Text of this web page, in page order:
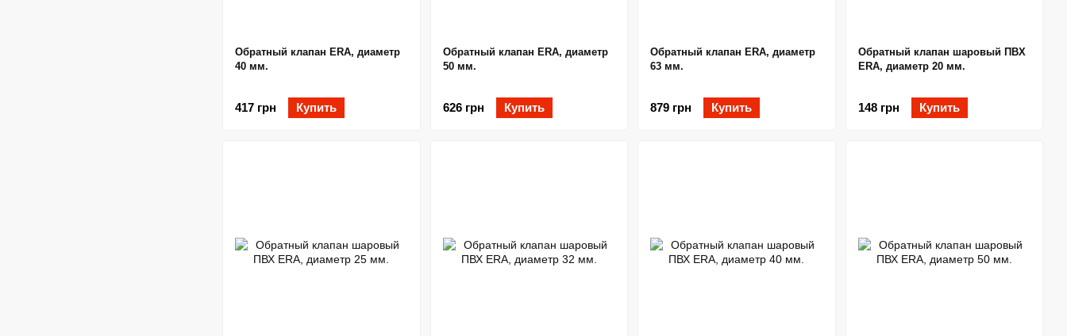
Обратный клапан ERA, диаметр
40 мм.
417 грн Купить
Обратный клапан ERA, диаметр
50 мм.
626 грн Купить
Обратный клапан ERA, диаметр
63 мм.
879 грн Купить
Обратный клапан шаровый ПВХ
ERA, диаметр 20 мм.
148 грн Купить